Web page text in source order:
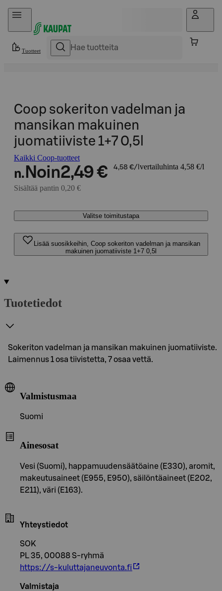
Hyppää sisältöön
Tuotteet
Coop sokeriton vadelman ja
mansikan makuinen
juomatiiviste 1+7 0,5l
Kaikki Coop-tuotteet
n. Noin2,49 € 4,58 €/l vertailuhinta 4,58 €/l
Sisältää pantin 0,20 €
Valitse toimitustapa
Lisää suosikkeihin, Coop sokeriton vadelman ja mansikan
makuinen juomatiiviste 1+7 0,5l
Tuotetiedot
Sokeriton vadelman ja mansikan makuinen juomatiiviste.
Laimennus 1 osa tiivistetta, 7 osaa vettä.
Valmistusmaa
Suomi
Ainesosat
Vesi (Suomi), happamuudensäätöaine (E330), aromit,
makeutusaineet (E955, E950), säilöntäaineet (E202,
E211), väri (E163).
Yhteystiedot
SOK
PL 35, 00088 S-ryhmä
https://s-kuluttajaneuvonta.fi
Valmistaja